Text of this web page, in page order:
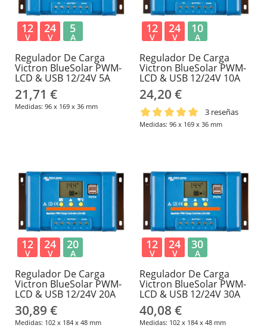
Regulador De Carga
Victron BlueSolar PWM-
LCD & USB 12/24V 5A
21,71 €
Medidas: 96 x 169 x 36 mm
12
V
24
V
5
A
Regulador De Carga
Victron BlueSolar PWM-
LCD & USB 12/24V 10A
24,20 €
3 reseñas
Medidas: 96 x 169 x 36 mm
12
V
24
V
10
A
Regulador De Carga
Victron BlueSolar PWM-
LCD & USB 12/24V 20A
30,89 €
Medidas: 102 x 184 x 48 mm
12
V
24
V
20
A
Regulador De Carga
Victron BlueSolar PWM-
LCD & USB 12/24V 30A
40,08 €
Medidas: 102 x 184 x 48 mm
12
V
24
V
30
A